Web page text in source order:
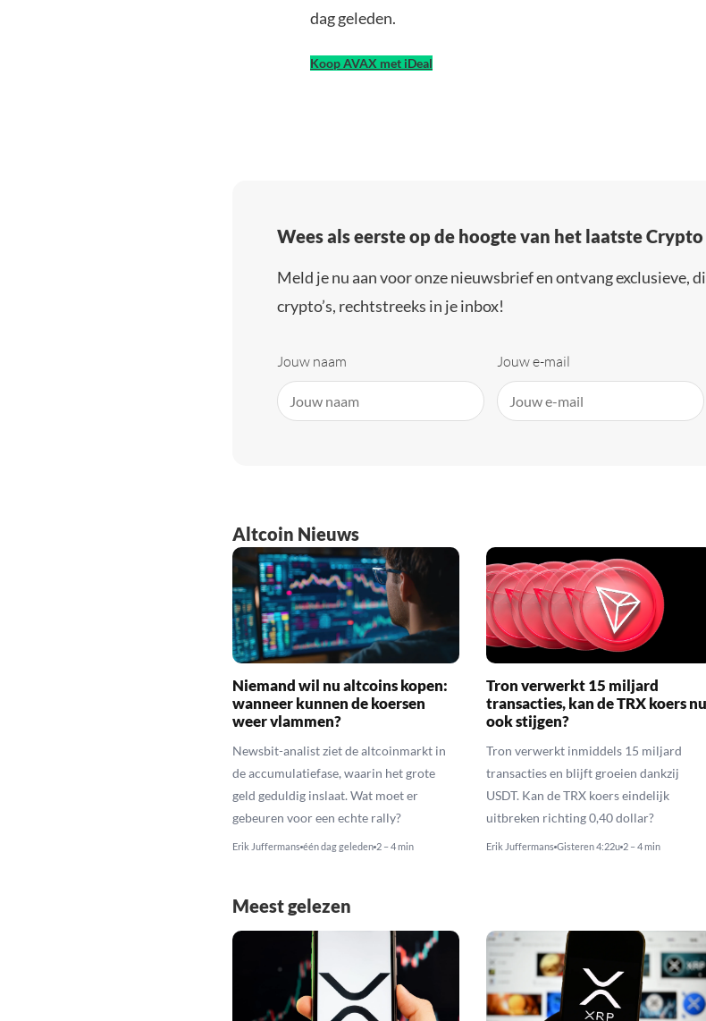
dag geleden.
Koop AVAX met iDeal
Wees als eerste op de hoogte van het laatste
Meld je nu aan voor onze nieuwsbrief en ontvang exclusieve,
crypto’s, rechtstreeks in je inbox!
Jouw naam Jouw e-mail
Altcoin Nieuws
Niemand wil nu altcoins kopen:
wanneer kunnen de koersen
weer vlammen?
Newsbit-analist ziet de altcoinmarkt in
de accumulatiefase, waarin het grote
geld geduldig inslaat. Wat moet er
gebeuren voor een echte rally?
Erik Juffermans één dag geleden 2 – 4 min
Tron verwerkt 15 miljard
transacties, kan de TRX koers nu
ook stijgen?
Tron verwerkt inmiddels 15 miljard
transacties en blijft groeien dankzij
USDT. Kan de TRX koers eindelijk
uitbreken richting 0,40 dollar?
Erik Juffermans Gisteren 4:22u 2 – 4 min
Meest gelezen